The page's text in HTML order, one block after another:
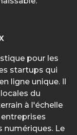
pour les
startups qui
ligne unique. Il
du
à l'échelle
numériques. Le